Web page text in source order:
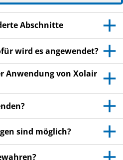
Ihnen persönlich
Sie es nicht an Dritte weiter.
schaden, auch wenn
haben wie Sie.
bemerken, wenden Sie
oder das
Dies gilt auch für
nicht in dieser
sind. Siehe Abschnitt
Abschnitte
wird es angewendet?
Anwendung von Xolair
sind möglich?